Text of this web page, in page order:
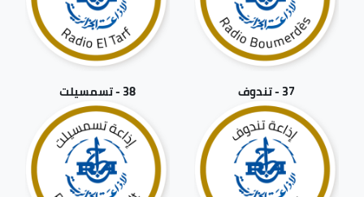
37 - تندوف 38 - تسمسيلت